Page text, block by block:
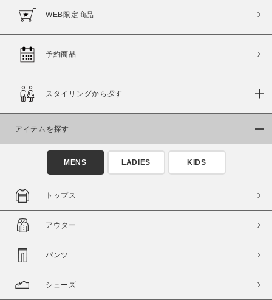
商品タイプ
通常商品
セール価格 WEB限定
在庫
在庫あり
WEB限定商品
予約商品
スタイリングから探す
アイテムを探す
MENS LADIES KIDS
トップス
アウター
パンツ
シューズ